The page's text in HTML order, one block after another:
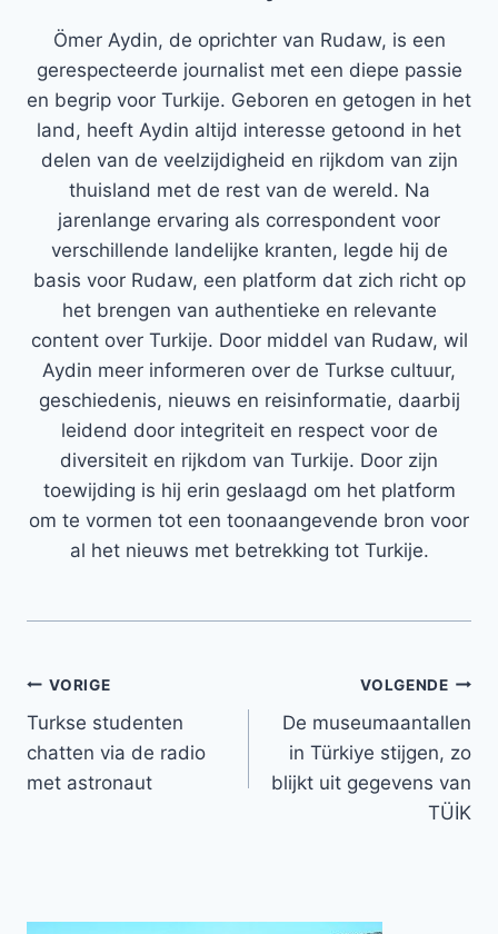
Ömer Aydin, de oprichter van Rudaw, is een
gerespecteerde journalist met een diepe passie
en begrip voor Turkije. Geboren en getogen in het
land, heeft Aydin altijd interesse getoond in het
delen van de veelzijdigheid en rijkdom van zijn
thuisland met de rest van de wereld. Na
jarenlange ervaring als correspondent voor
verschillende landelijke kranten, legde hij de
basis voor Rudaw, een platform dat zich richt op
het brengen van authentieke en relevante
content over Turkije. Door middel van Rudaw, wil
Aydin meer informeren over de Turkse cultuur,
geschiedenis, nieuws en reisinformatie, daarbij
leidend door integriteit en respect voor de
diversiteit en rijkdom van Turkije. Door zijn
toewijding is hij erin geslaagd om het platform
om te vormen tot een toonaangevende bron voor
al het nieuws met betrekking tot Turkije.
Bericht
navigatie
VORIGE
Turkse studenten
chatten via de radio
met astronaut
VOLGENDE
De museumaantallen
in Türkiye stijgen, zo
blijkt uit gegevens van
TÜİK